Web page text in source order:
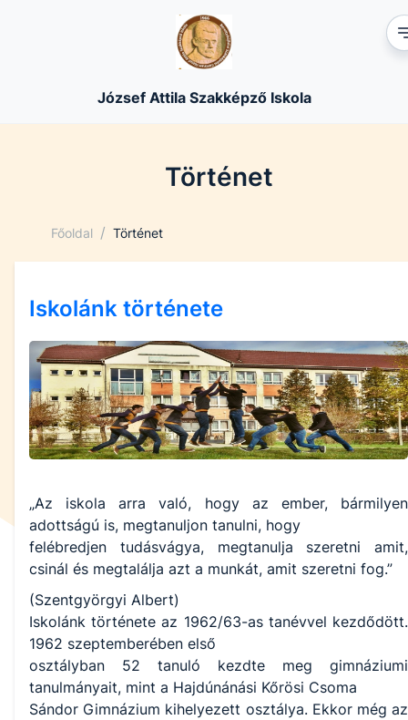
József Attila Szakképző Iskola
Történet
Főoldal / Történet
Iskolánk története
„Az iskola arra való, hogy az ember, bármilyen
adottságú is, megtanuljon tanulni, hogy
felébredjen tudásvágya, megtanulja szeretni amit,
csinál és megtalálja azt a munkát, amit szeretni fog.”
(Szentgyörgyi Albert)
Iskolánk története az 1962/63-as tanévvel kezdődött.
1962 szeptemberében első
osztályban 52 tanuló kezdte meg gimnáziumi
tanulmányait, mint a Hajdúnánási Kőrösi Csoma
Sándor Gimnázium kihelyezett osztálya. Ekkor még az